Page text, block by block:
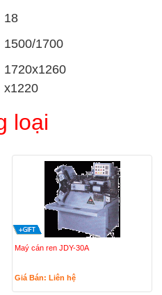
18
1500/1700
1720x1260
x1220
loại
Maý cán ren JDY-30A
Giá Bán: Liên hệ